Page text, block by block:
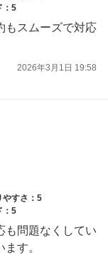
：5
もスムーズで対応
2026年3月1日 19:58
やすさ：5
：5
も問題なくしてい
す。